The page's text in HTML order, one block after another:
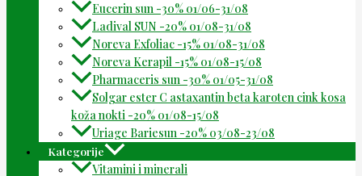
Eucerin sun -30% 01/06-31/08
Ladival SUN -20% 01/08-31/08
Noreva Exfoliac -15% 01/08-31/08
Noreva Kerapil -15% 01/08-15/08
Pharmaceris sun -30% 01/05-31/08
Solgar ester C astaxantin beta karoten cink kosa
koža nokti -20% 01/08-15/08
Uriage Bariesun -20% 03/08-23/08
Kategorije
Vitamini i minerali